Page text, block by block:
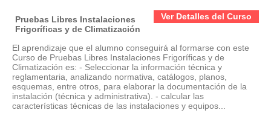
Ver Detalles del Curso
Pruebas Libres Instalaciones
Frigoríficas y de Climatización
El aprendizaje que el alumno conseguirá al formarse con este
Curso de Pruebas Libres Instalaciones Frigoríficas y de
Climatización es: - Seleccionar la información técnica y
reglamentaria, analizando normativa, catálogos, planos,
esquemas, entre otros, para elaborar la documentación de la
instalación (técnica y administrativa). - calcular las
características técnicas de las instalaciones y equipos...